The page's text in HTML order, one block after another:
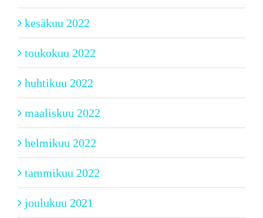
kesäkuu 2022
toukokuu 2022
huhtikuu 2022
maaliskuu 2022
helmikuu 2022
tammikuu 2022
joulukuu 2021